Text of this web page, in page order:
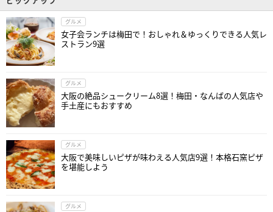
グルメ
女子会ランチは梅田で！おしゃれ＆ゆっくりできる人気レ
ストラン9選
グルメ
大阪の絶品シュークリーム8選！梅田・なんばの人気店や
手土産にもおすすめ
グルメ
大阪で美味しいピザが味わえる人気店9選！本格石窯ピザ
を堪能しよう
グルメ